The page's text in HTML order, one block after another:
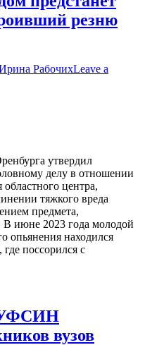
резню
РабочихLeave a
утвердил
делу в отношении
центра,
тяжкого вреда
предмета,
В июне 2023 года молодой
опьянения находился
поссорился с
УФСИН
вузов